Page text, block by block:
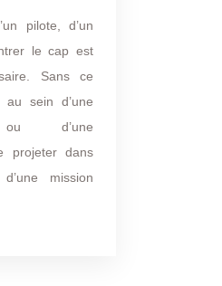
pilote, d’un
le cap est
Sans ce
sein d’une
ou d’une
projeter dans
mission